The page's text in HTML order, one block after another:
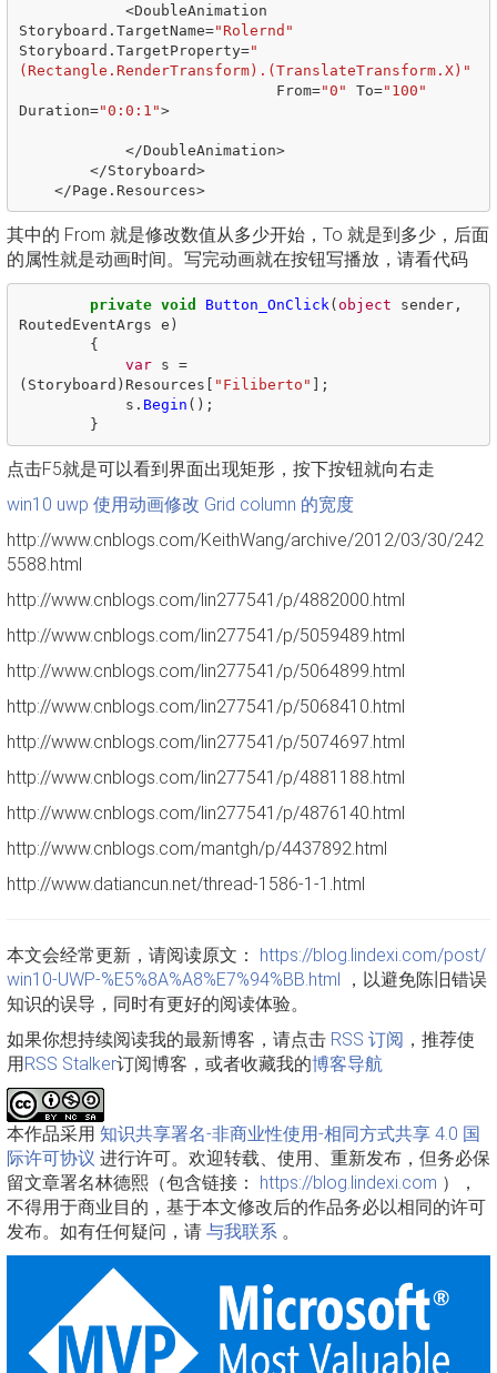
<DoubleAnimation
Storyboard . TargetName="Rolernd"
Storyboard . TargetProperty="
(Rectangle.RenderTransform).(TranslateTransform.X)"
From="0" To="100"
Duration="0:0:1">
</DoubleAnimation>
</Storyboard>
</Page . Resources>
其中的 From 就是修改数值从多少开始，To 就是到多少，后面
的属性就是动画时间。写完动画就在按钮写播放，请看代码
private void Button_OnClick (object sender,
RoutedEventArgs e )
{
var
s =
( Storyboard ) Resources [ "Filiberto" ];
s . Begin ();
}
点击F5就是可以看到界面出现矩形，按下按钮就向右走
win10 uwp 使用动画修改 Grid column 的宽度
http://www.cnblogs.com/KeithWang/archive/2012/03/30/242
5588.html
http://www.cnblogs.com/lin277541/p/4882000.html
http://www.cnblogs.com/lin277541/p/5059489.html
http://www.cnblogs.com/lin277541/p/5064899.html
http://www.cnblogs.com/lin277541/p/5068410.html
http://www.cnblogs.com/lin277541/p/5074697.html
http://www.cnblogs.com/lin277541/p/4881188.html
http://www.cnblogs.com/lin277541/p/4876140.html
http://www.cnblogs.com/mantgh/p/4437892.html
http://www.datiancun.net/thread-1586-1-1.html
本文会经常更新，请阅读原文： https://blog.lindexi.com/post/
win10-UWP-%E5%8A%A8%E7%94%BB.html ，以避免陈旧错误
知识的误导，同时有更好的阅读体验。
如果你想持续阅读我的最新博客，请点击 RSS 订阅 ，推荐使
用RSS Stalker订阅博客，或者收藏我的博客导航
本作品采用 知识共享署名-非商业性使用-相同方式共享 4.0 国
际许可协议 进行许可。欢迎转载、使用、重新发布，但务必保
留文章署名林德熙（包含链接： https://blog.lindexi.com ），
不得用于商业目的，基于本文修改后的作品务必以相同的许可
发布。如有任何疑问，请 与我联系 。